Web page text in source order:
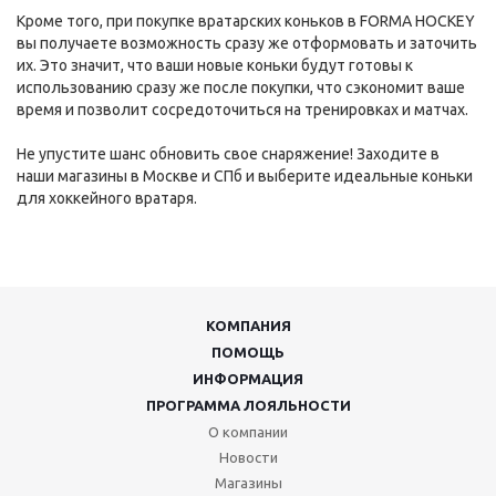
Кроме того, при покупке вратарских коньков в FORMA HOCKEY
вы получаете возможность сразу же отформовать и заточить
их. Это значит, что ваши новые коньки будут готовы к
использованию сразу же после покупки, что сэкономит ваше
время и позволит сосредоточиться на тренировках и матчах.
Не упустите шанс обновить свое снаряжение! Заходите в
наши магазины в Москве и СПб и выберите идеальные коньки
для хоккейного вратаря.
КОМПАНИЯ
ПОМОЩЬ
ИНФОРМАЦИЯ
ПРОГРАММА ЛОЯЛЬНОСТИ
О компании
Новости
Магазины